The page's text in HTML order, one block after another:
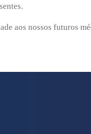
aos nossos futuros